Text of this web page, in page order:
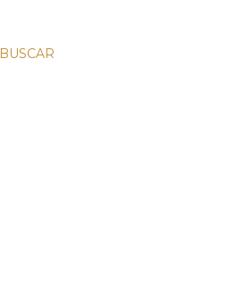
BUSCAR